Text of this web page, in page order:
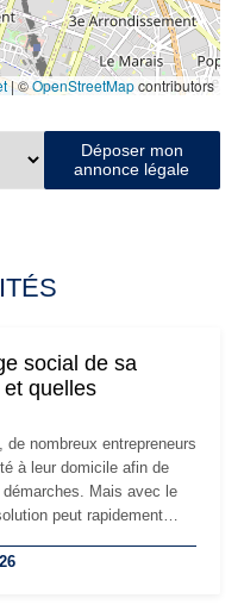
|©OpenStreetMapcontributors
Déposer mon
annonce légale
social de sa
quelles
nombreux entrepreneurs
à leur domicile afin de
Mais avec le
peut rapidement
de marque… Le